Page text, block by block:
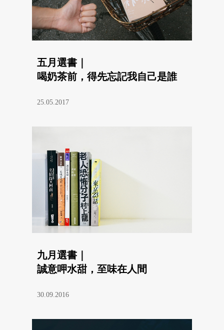
五月選書｜
喝奶茶前，得先忘記我自己是誰
25.05.2017
九月選書｜
誠意呷水甜，至味在人間
30.09.2016